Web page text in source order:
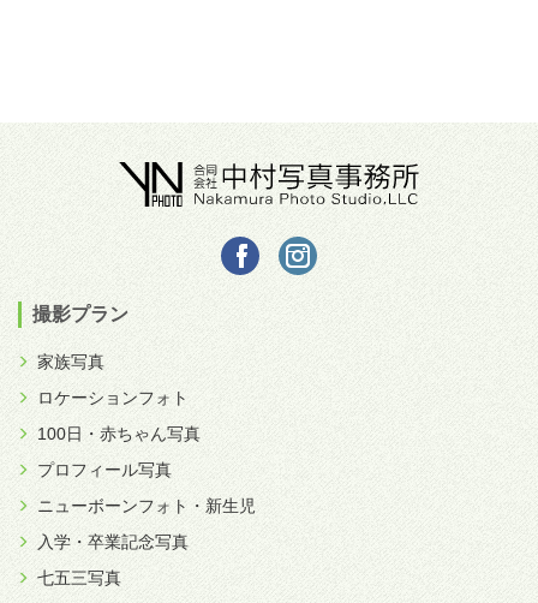
撮影プラン
家族写真
ロケーションフォト
100日・赤ちゃん写真
プロフィール写真
ニューボーンフォト・新生児
入学・卒業記念写真
七五三写真